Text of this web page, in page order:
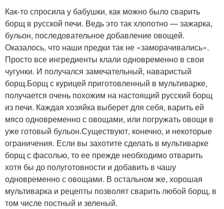
Как-то спросила у бабушки, как можно было сварить
борщ в русской печи. Ведь это так хлопотно — зажарка,
бульон, последовательное добавление овощей.
Оказалось, что наши предки так не «заморачивались».
Просто все ингредиенты клали одновременно в свои
чугунки. И получался замечательный, наваристый
борщ.Борщ с курицей приготовленный в мультиварке,
получается очень похожим на настоящий русский борщ
из печи. Каждая хозяйка выберет для себя, варить ей
мясо одновременно с овощами, или погружать овощи в
уже готовый бульон.Существуют, конечно, и некоторые
ограничения. Если вы захотите сделать в мультиварке
борщ с фасолью, то ее прежде необходимо отварить
хотя бы до полуготовности и добавить в чашу
одновременно с овощами. В остальном же, хорошая
мультиварка и рецепты позволят сварить любой борщ, в
том числе постный и зеленый.